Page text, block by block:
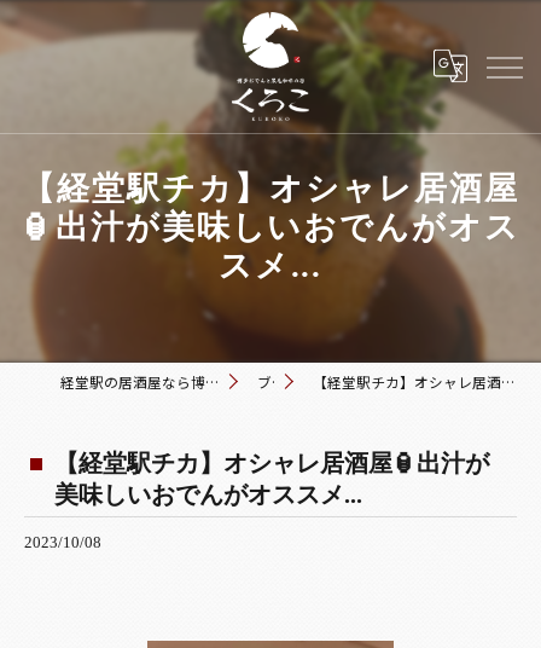
【経堂駅チカ】オシャレ居酒屋
🏮出汁が美味しいおでんがオス
スメ...
経堂駅の居酒屋なら博多おでんと黒毛和牛の店 くろこ ブログ 【経堂駅チカ】オシャレ居酒屋🏮出汁が美味しいおでんがオススメ...
【経堂駅チカ】オシャレ居酒屋🏮出汁が
美味しいおでんがオススメ...
2023/10/08